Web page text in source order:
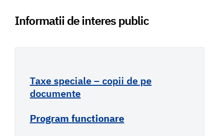
Informatii de interes public
Taxe speciale – copii de pe
documente
Program functionare